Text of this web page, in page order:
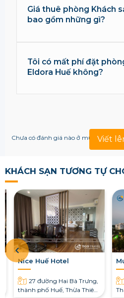
Giá thuê phòng Khách
bao gồm những gì?
Tôi có mất phí đặt
Eldora Huế không?
Viết
Chưa có đánh giá nào ở mục này!
KHÁCH SẠN TƯƠNG TỰ
Nice Huế Hotel
27 đường Hai Bà Trưng,
thành phố Huế, Thừa Thiên